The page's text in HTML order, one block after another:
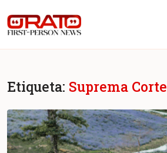
Etiqueta: Suprema Corte